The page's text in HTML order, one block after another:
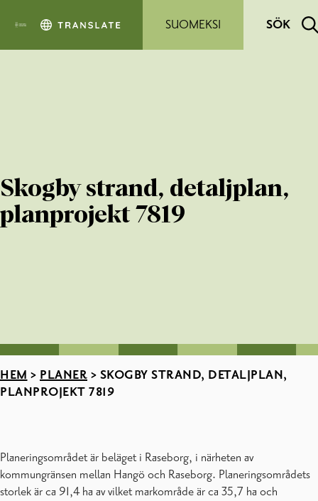
SUOMEKSI
SÖK
Skogby strand, detaljplan,
planprojekt 7819
HEM > PLANER > SKOGBY STRAND, DETALJPLAN,
PLANPROJEKT 7819
Planeringsområdet är beläget i Raseborg, i närheten av
kommungränsen mellan Hangö och Raseborg. Planeringsområdets
storlek är ca 91,4 ha av vilket markområde är ca 35,7 ha och